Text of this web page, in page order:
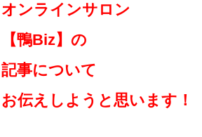
オンラインサロン
【鴨Biz】の
記事について
お伝えしようと思います！